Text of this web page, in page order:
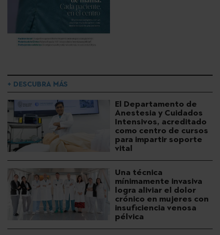
+ DESCUBRA MÁS
El Departamento de
Anestesia y Cuidados
Intensivos, acreditado
como centro de cursos
para impartir soporte
vital
Una técnica
mínimamente invasiva
logra aliviar el dolor
crónico en mujeres con
insuficiencia venosa
pélvica